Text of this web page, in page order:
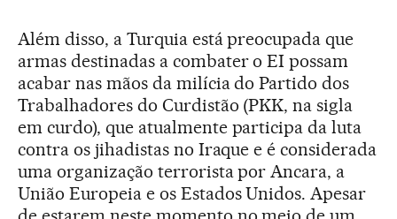
Além disso, a Turquia está preocupada que
armas destinadas a combater o EI possam
acabar nas mãos da milícia do Partido dos
Trabalhadores do Curdistão (PKK, na sigla
em curdo), que atualmente participa da luta
contra os jihadistas no Iraque e é considerada
uma organização terrorista por Ancara, a
União Europeia e os Estados Unidos. Apesar